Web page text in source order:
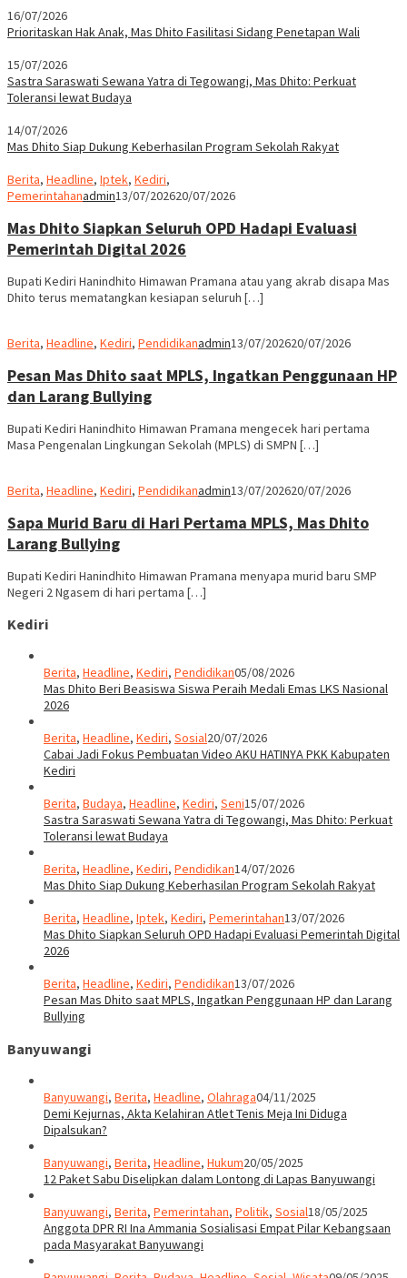
16/07/2026
Prioritaskan Hak Anak, Mas Dhito Fasilitasi Sidang Penetapan Wali
15/07/2026
Sastra Saraswati Sewana Yatra di Tegowangi, Mas Dhito: Perkuat
Toleransi lewat Budaya
14/07/2026
Mas Dhito Siap Dukung Keberhasilan Program Sekolah Rakyat
Berita, Headline, Iptek, Kediri,
Pemerintahanadmin13/07/202620/07/2026
Mas Dhito Siapkan Seluruh OPD Hadapi Evaluasi
Pemerintah Digital 2026
Bupati Kediri Hanindhito Himawan Pramana atau yang akrab disapa Mas
Dhito terus mematangkan kesiapan seluruh […]
Berita, Headline, Kediri, Pendidikanadmin13/07/202620/07/2026
Pesan Mas Dhito saat MPLS, Ingatkan Penggunaan HP
dan Larang Bullying
Bupati Kediri Hanindhito Himawan Pramana mengecek hari pertama
Masa Pengenalan Lingkungan Sekolah (MPLS) di SMPN […]
Berita, Headline, Kediri, Pendidikanadmin13/07/202620/07/2026
Sapa Murid Baru di Hari Pertama MPLS, Mas Dhito
Larang Bullying
Bupati Kediri Hanindhito Himawan Pramana menyapa murid baru SMP
Negeri 2 Ngasem di hari pertama […]
Kediri
Berita, Headline, Kediri, Pendidikan05/08/2026
Mas Dhito Beri Beasiswa Siswa Peraih Medali Emas LKS Nasional
2026
Berita, Headline, Kediri, Sosial20/07/2026
Cabai Jadi Fokus Pembuatan Video AKU HATINYA PKK Kabupaten
Kediri
Berita, Budaya, Headline, Kediri, Seni15/07/2026
Sastra Saraswati Sewana Yatra di Tegowangi, Mas Dhito: Perkuat
Toleransi lewat Budaya
Berita, Headline, Kediri, Pendidikan14/07/2026
Mas Dhito Siap Dukung Keberhasilan Program Sekolah Rakyat
Berita, Headline, Iptek, Kediri, Pemerintahan13/07/2026
Mas Dhito Siapkan Seluruh OPD Hadapi Evaluasi Pemerintah Digital
2026
Berita, Headline, Kediri, Pendidikan13/07/2026
Pesan Mas Dhito saat MPLS, Ingatkan Penggunaan HP dan Larang
Bullying
Banyuwangi
Banyuwangi, Berita, Headline, Olahraga04/11/2025
Demi Kejurnas, Akta Kelahiran Atlet Tenis Meja Ini Diduga
Dipalsukan?
Banyuwangi, Berita, Headline, Hukum20/05/2025
12 Paket Sabu Diselipkan dalam Lontong di Lapas Banyuwangi
Banyuwangi, Berita, Pemerintahan, Politik, Sosial18/05/2025
Anggota DPR RI Ina Ammania Sosialisasi Empat Pilar Kebangsaan
pada Masyarakat Banyuwangi